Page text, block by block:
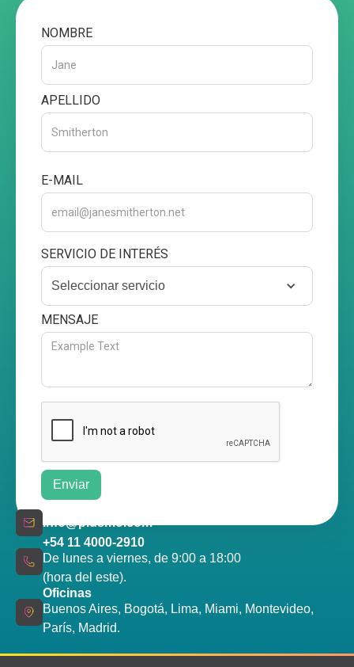
NOMBRE
APELLIDO
E-MAIL
SERVICIO DE INTERÉS
Seleccionar servicio
MENSAJE
info@plusmo.com
+54 11 4000-2910
De lunes a viernes, de 9:00 a 18:00
(hora del este).
Oficinas
Buenos Aires, Bogotá, Lima, Miami, Montevideo,
París, Madrid.